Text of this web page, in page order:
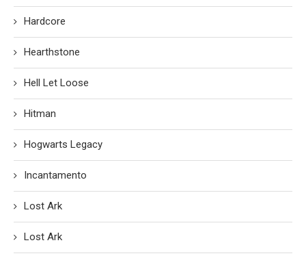
Hardcore
Hearthstone
Hell Let Loose
Hitman
Hogwarts Legacy
Incantamento
Lost Ark
Lost Ark